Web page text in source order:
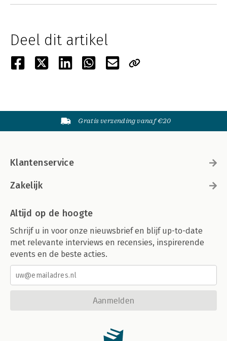
Deel dit artikel
Gratis verzending vanaf €20
Klantenservice
Zakelijk
Altijd op de hoogte
Schrijf u in voor onze nieuwsbrief en blijf up-to-date
met relevante interviews en recensies, inspirerende
events en de beste acties.
Aanmelden